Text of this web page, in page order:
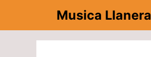
contenido
Musica Llanera